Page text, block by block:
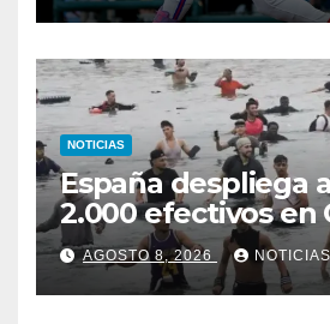
NOTICIAS
España despliega
2.000 efectivos en
ante nueva
AGOSTO 8, 2026